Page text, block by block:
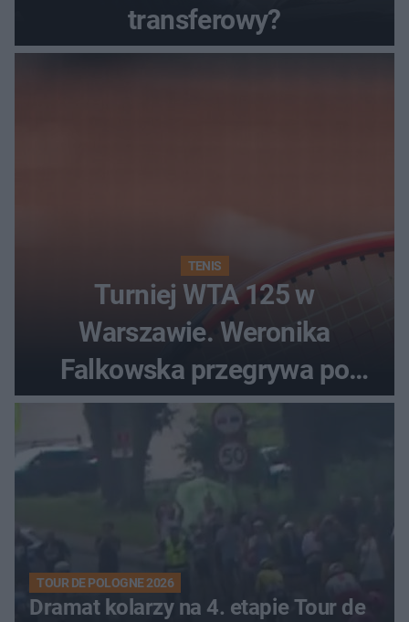
transferowy?
TENIS
Turniej WTA 125 w
Warszawie. Weronika
Falkowska przegrywa po
zaciętym boju
TOUR DE POLOGNE 2026
Dramat kolarzy na 4. etapie Tour de